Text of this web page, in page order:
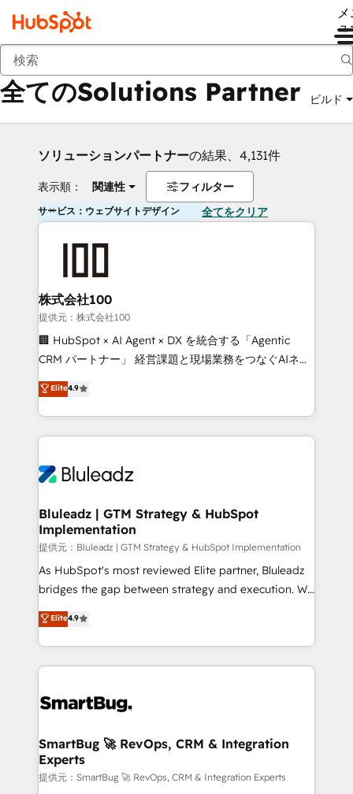
ュ
戻る
全てのSolutions Partner ビルド
ソリューションパートナーの結果、4,131件
表示順： 関連性 フィルター
サービス：ウェブサイトデザイン 全てをクリア
株式会社100
提供元：株式会社100
🏢 HubSpot × AI Agent × DX を統合する「Agentic
CRM パートナー」 経営課題と現場業務をつなぐAIネイ
ティブ・エージェンシーとして、HubSpot Eliteの実装
力で顧客フロント業務を再設計します。 💡 100inc は何
をする会社か？ HubSpotを共通基盤に、AIエージェン
トを組み込んだ顧客フロント業務（マーケティング・営
ィブ・エージェンシーです。事業部・グループ会社・部
を、CRMを軸とした全社共通基盤に再構築します。意
思決定者・PMO・現場担当者に並走します。 1️⃣
HubSpot導入・活用支援 顧客データの一元化から、
GTMの見える化・自動化まで。全Hub統合運用、デー
タ品質設計、グループ横断のCRM統合に対応します。
の一部をAIが自律実行する組織への移行を設計・実装。
Breeze・Claude等をHubSpotと連携させ、役割定義・
革を、構想から実装・定着までPMOとして主導。「設
の統合・浸透・変革管理を実行します。 ▸ CMS戦略設
計・構築：リード獲得・CVR・SEOを前提にした情報設
計・導線設計・テンプレート設計をContent Hubで一体
Elite4.9
Bluleadz | GTM Strategy & HubSpot
Implementation
提供元：Bluleadz | GTM Strategy & HubSpot Implementation
As HubSpot's most reviewed Elite partner, Bluleadz
bridges the gap between strategy and execution. We
don't just "set up tools" — we install the GTM
Operating System (GTM OS) to align your leadership
and engineer a portal that drives predictable
revenue velocity. 🚀 GTM Strategy & Alignment
stalling growth. Fix your ICP, Math, and Story to stop
Scalable Architecture: Zero-technical-debt setup
across all Hubs, validated by our 7 HubSpot
Accreditations. AI-Powered RevOps: Breeze AI,
Elite4.9
SmartBug 🚀 RevOps, CRM & Integration
Experts
提供元：SmartBug 🚀 RevOps, CRM & Integration Experts